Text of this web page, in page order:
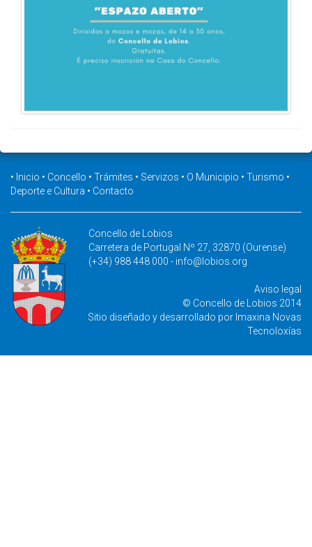
• Inicio • Concello • Trámites • Servizos • O Municipio • Turismo •
Deporte e Cultura • Contacto
Concello de Lobios
Carretera de Portugal Nº 27, 32870 (Ourense)
(+34) 988 448 000 - info@lobios.org
Aviso legal
© Concello de Lobios 2014
Sitio diseñado y desarrollado por Imaxina Novas
Tecnoloxías